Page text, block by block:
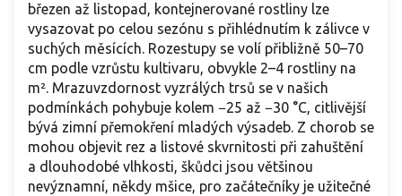
březen až listopad, kontejnerované rostliny lze
vysazovat po celou sezónu s přihlédnutím k zálivce v
suchých měsících. Rozestupy se volí přibližně 50–70
cm podle vzrůstu kultivaru, obvykle 2–4 rostliny na
m². Mrazuvzdornost vyzrálých trsů se v našich
podmínkách pohybuje kolem −25 až −30 °C, citlivější
bývá zimní přemokření mladých výsadeb. Z chorob se
mohou objevit rez a listové skvrnitosti při zahuštění
a dlouhodobé vlhkosti, škůdci jsou většinou
nevýznamní, někdy mšice, pro začátečníky je užitečné